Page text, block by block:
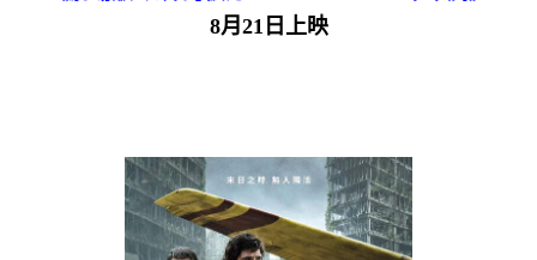
8月21日上映